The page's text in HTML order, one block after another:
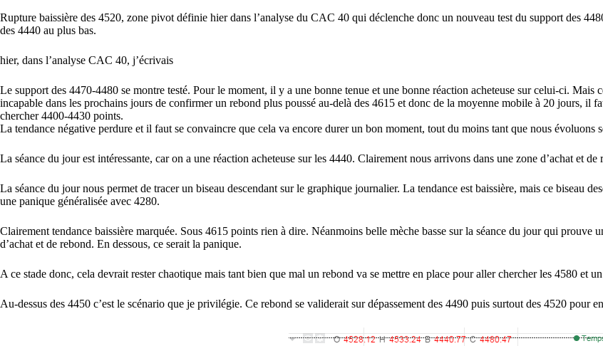
Rupture baissière des 4520, zone pivot définie hier dans l’analyse du CAC 40 qui déclenche donc un nouveau test du support des
des 4440 au plus bas.
hier, dans l’analyse CAC 40, j’écrivais
Le support des 4470-4480 se montre testé. Pour le moment, il y a une bonne tenue et une bonne réaction acheteuse sur celui-ci.
incapable dans les prochains jours de confirmer un rebond plus poussé au-delà des 4615 et donc de la moyenne mobile à 20 jours, il
chercher 4400-4430 points.
La tendance négative perdure et il faut se convaincre que cela va encore durer un bon moment, tout du moins tant que nous évoluons
La séance du jour est intéressante, car on a une réaction acheteuse sur les 4440. Clairement nous arrivons dans une zone d’achat et de
La séance du jour nous permet de tracer un biseau descendant sur le graphique journalier. La tendance est baissière, mais ce biseau
une panique généralisée avec 4280.
Clairement tendance baissière marquée. Sous 4615 points rien à dire. Néanmoins belle mèche basse sur la séance du jour qui
d’achat et de rebond. En dessous, ce serait la panique.
A ce stade donc, cela devrait rester chaotique mais tant bien que mal un rebond va se mettre en place pour aller chercher les 4580 et
Au-dessus des 4450 c’est le scénario que je privilégie. Ce rebond se validerait sur dépassement des 4490 puis surtout des 4520 pour